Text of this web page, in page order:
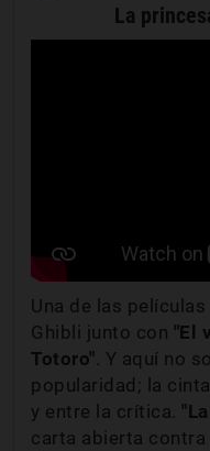
La
Una de las
Ghibli junto con "El
Totoro". Y aquí no
popularidad; la
y entre la crítica.
carta abierta